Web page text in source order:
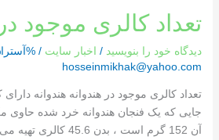
تعداد کالری موجود
دیدگاه‌ خود را بنویسید / اخبار سایت /
hosseinmikhak@yahoo.com
جایی که یک فنجان هندوانه خرد شده
آن 152 گرم است ، بدن